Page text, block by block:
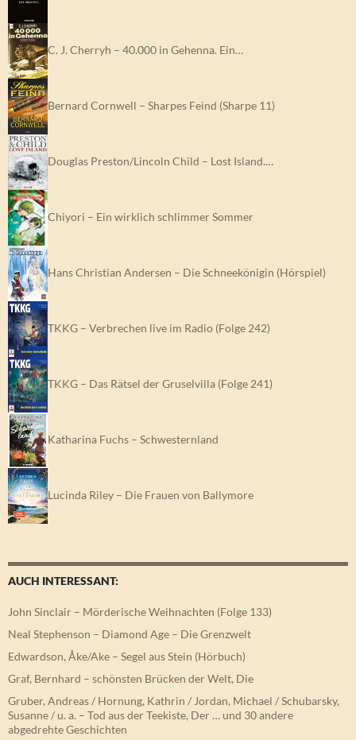
C. J. Cherryh – 40.000 in Gehenna. Ein…
Bernard Cornwell – Sharpes Feind (Sharpe 11)
Douglas Preston/Lincoln Child – Lost Island.…
Chiyori – Ein wirklich schlimmer Sommer
Hans Christian Andersen – Die Schneekönigin (Hörspiel)
TKKG – Verbrechen live im Radio (Folge 242)
TKKG – Das Rätsel der Gruselvilla (Folge 241)
Katharina Fuchs – Schwesternland
Lucinda Riley – Die Frauen von Ballymore
AUCH INTERESSANT:
John Sinclair – Mörderische Weihnachten (Folge 133)
Neal Stephenson – Diamond Age – Die Grenzwelt
Edwardson, Åke/Ake – Segel aus Stein (Hörbuch)
Graf, Bernhard – schönsten Brücken der Welt, Die
Gruber, Andreas / Hornung, Kathrin / Jordan, Michael / Schubarsky,
Susanne / u. a. – Tod aus der Teekiste, Der … und 30 andere
abgedrehte Geschichten